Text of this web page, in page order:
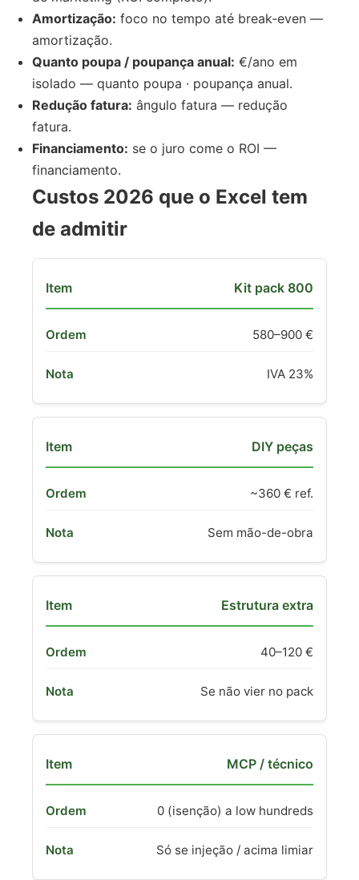
Amortização: foco no tempo até break-even —
amortização.
Quanto poupa / poupança anual: €/ano em
isolado — quanto poupa · poupança anual.
Redução fatura: ângulo fatura — redução
fatura.
Financiamento: se o juro come o ROI —
financiamento.
Custos 2026 que o Excel tem
de admitir
Kit pack 800
580–900 €
IVA 23%
DIY peças
~360 € ref.
Sem mão-de-obra
Estrutura extra
40–120 €
Se não vier no pack
MCP / técnico
0 (isenção) a low hundreds
Só se injeção / acima limiar